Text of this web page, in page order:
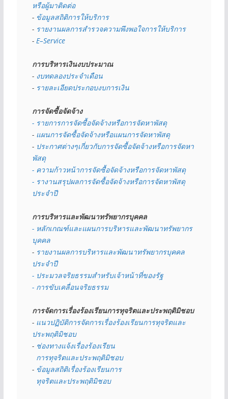
หรือผู้มาติดต่อ
- ข้อมูลสถิติการให้บริการ
- รายงานผลการสำรวจความพึงพอใจการให้บริการ
- E–Service
การบริหารเงินงบประมาณ
- งบทดลองประจำเดือน
- รายละเอียดประกอบงบการเงิน
การจัดซื้อจัดจ้าง
- รายการการจัดซื้อจัดจ้างหรือการจัดหาพัสดุ
- แผนการจัดซื้อจัดจ้างหรือแผนการจัดหาพัสดุ
- ประกาศต่างๆเกี่ยวกับการจัดซื้อจัดจ้างหรือการจัดหา
พัสดุ
- ความก้าวหน้าการจัดซื้อจัดจ้างหรือการจัดหาพัสดุ
- รางานสรุปผลการจัดซื้อจัดจ้างหรือการจัดหาพัสดุ
ประจำปี
การบริหารและพัฒนาทรัพยากรบุคคล
- หลักเกณฑ์และแผนการบริหารและพัฒนาทรัพยากร
บุคคล
- รายงานผลการบริหารและพัฒนาทรัพยากรบุคคล
ประจำปี
- ประมวลจริยธรรมสำหรับเจ้าหน้าที่ของรัฐ
- การขับเคลื่อนจริยธรรม
การจัดการเรื่องร้องเรียนการทุจริตและประพฤติมิชอบ
- แนวปฏิบัติการจัดการเรื่องร้องเรียนการทุจริตและ
ประพฤติมิชอบ
- ช่องทางแจ้งเรื่องร้องเรียน
  การทุจริตและประพฤติมิชอบ
- ข้อมูลสถิติเรื่องร้องเรียนการ
  ทุจริตและประพฤติมิชอบ